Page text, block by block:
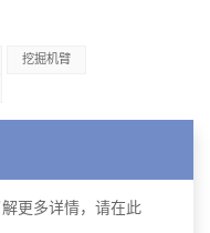
挖掘机臂
更多详情，请在此